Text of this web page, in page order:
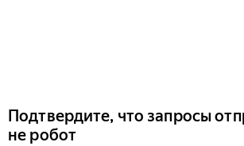
Подтвердите, что запросы
не робот